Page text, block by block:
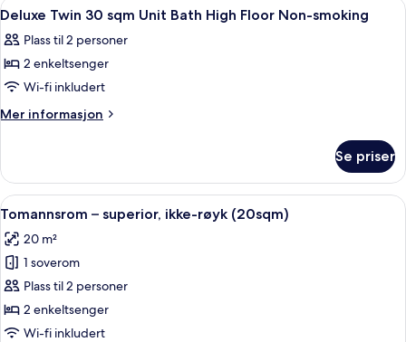
High
Floor
Non-
smoking
sqm
Bath
High
Non-
smoking
Åpne
alle
bildene
av
Deluxe
Twin
Unit
Bath
High
Floor
Non-
smoking
1
Deluxe Twin 30 sqm Unit Bath High Floor Non-smoking
Plass til 2 personer
2 enkeltsenger
Wi-fi inkludert
Mer informasjon
Mer
Twin
30
sqm
Bath
High
Non-
smoking
Se priser
Åpne
alle
bildene
av
Tomannsrom
–
superior,
Safe på rommet,
5
Tomannsrom – superior, ikke-røyk (20sqm)
20 m²
1 soverom
Plass til 2 personer
2 enkeltsenger
Wi-fi inkludert